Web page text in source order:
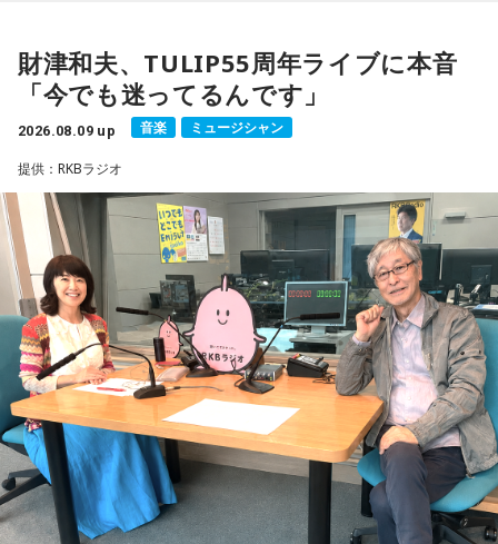
柏原収史も、友達の家に泊まり、夜更かしをしながら星空を
見るという夏休みならではの体験に触れながら、「記憶に焼
きつく景色」について語りました。
便利になった今だからこそ、ただ景色を眺める時間の大切さ
を感じるエピソードです。
山梨の風景とともに蘇る夏の記憶
『Nostalgic More Story』では、山梨にまつわる風景や、大
切な人との思い出を紹介しています。
今回の放送では、夏の夜空をきっかけに、子どもの頃の純粋
な感動や、時間が経っても色あせない記憶が届けられまし
た。
放送で紹介されたStoryの続きをぜひradikoのタイムフリーで
18年に及ぶ「宇宙兄弟」の連載完結のタイミングでの出演と
なり、「宇宙兄弟」誕生のエピソードや「キャラクターに出
会う」というキャラクター造形について、ストーリーの発想
小山宙哉をゲストに迎える特別番組『マンガのラジオ 宇宙兄
弟スペシャル supported by viviON』は8月16日（日）19時
から放送。放送後には、地上波本編で未公開の音源を含むデ
ィレクターズカット版のポッドキャスト配信も予定してい
る。
【小山宙哉プロフィール】
1978年生 京都府出身 京都市立銅駝美術工芸高等学校（現：
京都市立美術工芸高等学校）、大阪市立デザイン教育研究所
卒業。デザイン会社勤務を経て、「モーニング」に持ち込み
をした『ジジジイ』で第14回MANGA OPEN審査委員賞（わ
たせせいぞう賞）受賞。『劇団JET’S』で第15回MANGA
財津和夫、TULIP55周年ライブに本音
「今でも迷ってるんです」
2026.08.09 up 音楽 ミュージシャン
提供：RKBラジオ